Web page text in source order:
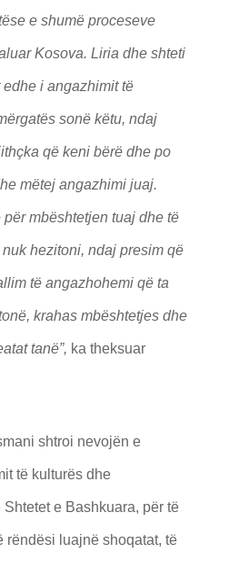
e shumë proceseve
Kosova. Liria dhe shteti
i angazhimit të
sonë këtu, ndaj
që keni bërë dhe po
mëtej angazhimi juaj.
mbështetjen tuaj dhe të
hezitoni, ndaj presim që
të angazhohemi që ta
krahas mbështetjes dhe
tanë”, ka theksuar
shtroi nevojën e
të kulturës dhe
e Bashkuara, për të
rëndësi luajnë shoqatat, të